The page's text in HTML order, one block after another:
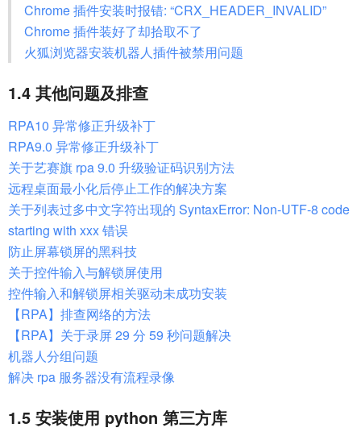
Chrome 插件安装时报错: “CRX_HEADER_INVALID”
Chrome 插件装好了却拾取不了
火狐浏览器安装机器人插件被禁用问题
1.4 其他问题及排查
RPA10 异常修正升级补丁
RPA9.0 异常修正升级补丁
关于艺赛旗 rpa 9.0 升级验证码识别方法
远程桌面最小化后停止工作的解决方案
关于列表过多中文字符出现的 SyntaxError: Non-UTF-8 code
starting with xxx 错误
防止屏幕锁屏的黑科技
关于控件输入与解锁屏使用
控件输入和解锁屏相关驱动未成功安装
【RPA】排查网络的方法
【RPA】关于录屏 29 分 59 秒问题解决
机器人分组问题
解决 rpa 服务器没有流程录像
1.5 安装使用 python 第三方库